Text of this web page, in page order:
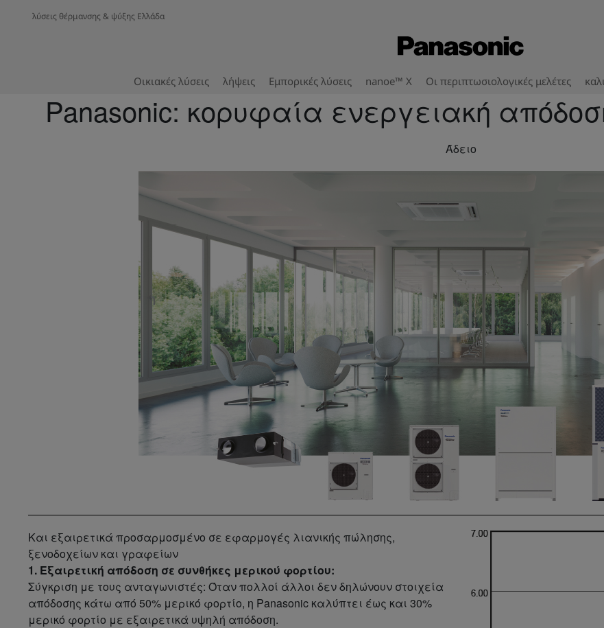
λύσεις θέρμανσης & ψύξης Ελλάδα
Οικιακές λύσεις λήψεις Εμπορικές λύσεις nanoe™ X Οι περιπτωσιολογικές μελέτες
Panasonic: κορυφαία ενεργειακή
Άδειο
Και εξαιρετικά προσαρμοσμένο σε εφαρμογές λιανικής πώλησης,
ξενοδοχείων και γραφείων
1. Εξαιρετική απόδοση σε συνθήκες μερικού φορτίου:
Σύγκριση με τους ανταγωνιστές: Όταν πολλοί άλλοι δεν δηλώνουν στοιχεία
απόδοσης κάτω από 50% μερικό φορτίο, η Panasonic καλύπτει έως και 30%
μερικό φορτίο με εξαιρετικά υψηλή απόδοση.